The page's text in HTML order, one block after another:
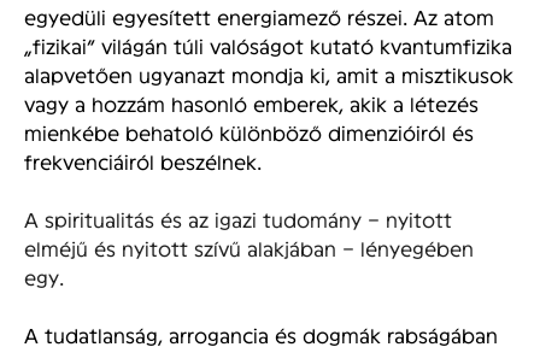
egyedüli egyesített energiamező részei. Az atom
„fizikai” világán túli valóságot kutató kvantumfizika
alapvetően ugyanazt mondja ki, amit a misztikusok
vagy a hozzám hasonló emberek, akik a létezés
mienkébe behatoló különböző dimenzióiról és
frekvenciáiról beszélnek.
A spiritualitás és az igazi tudomány – nyitott
elméjű és nyitott szívű alakjában – lényegében
egy.
A tudatlanság, arrogancia és dogmák rabságában